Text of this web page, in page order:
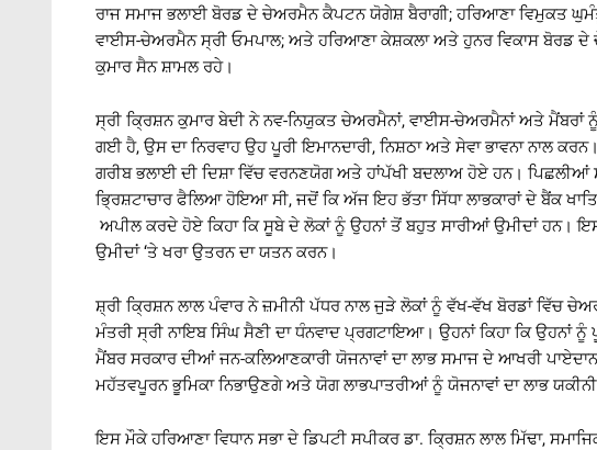
ਰਾਜ ਸਮਾਜ ਭਲਾਈ ਬੋਰਡ ਦੇ ਚੇਅਰਮੈਨ ਕੈਪਟਨ ਯੋਗੇਸ਼ ਬੈਰਾਗੀ; ਹਰਿਆਣਾ ਵਿਮੁਕਤ
ਵਾਈਸ-ਚੇਅਰਮੈਨ ਸ੍ਰੀ ਓਮਪਾਲ; ਅਤੇ ਹਰਿਆਣਾ ਕੇਸ਼ਕਲਾ ਅਤੇ ਹੁਨਰ ਵਿਕਾਸ ਬੋਰਡ
ਕੁਮਾਰ ਸੈਨ ਸ਼ਾਮਲ ਰਹੇ।
ਸ੍ਰੀ ਕ੍ਰਿਸ਼ਨ ਕੁਮਾਰ ਬੇਦੀ ਨੇ ਨਵ-ਨਿਯੁਕਤ ਚੇਅਰਮੈਨਾਂ, ਵਾਈਸ-ਚੇਅਰਮੈਨਾਂ ਅਤੇ ਮੈਂਬਰਾਂ
ਗਈ ਹੈ, ਉਸ ਦਾ ਨਿਰਵਾਹ ਉਹ ਪੂਰੀ ਇਮਾਨਦਾਰੀ, ਨਿਸ਼ਠਾ ਅਤੇ ਸੇਵਾ ਭਾਵਨਾ ਨਾਲ
ਗਰੀਬ ਭਲਾਈ ਦੀ ਦਿਸ਼ਾ ਵਿੱਚ ਵਰਨਣਯੋਗ ਅਤੇ ਹਾਂਪੱਖੀ ਬਦਲਾਅ ਹੋਏ ਹਨ। ਪਿਛਲੀਆਂ
ਭ੍ਰਿਸ਼ਟਾਚਾਰ ਫੈਲਿਆ ਹੋਇਆ ਸੀ, ਜਦੋਂ ਕਿ ਅੱਜ ਇਹ ਭੱਤਾ ਸਿੱਧਾ ਲਾਭਕਾਰਾਂ ਦੇ ਬੈਂਕ
ਅਪੀਲ ਕਰਦੇ ਹੋਏ ਕਿਹਾ ਕਿ ਸੂਬੇ ਦੇ ਲੋਕਾਂ ਨੂੰ ਉਹਨਾਂ ਤੋਂ ਬਹੁਤ ਸਾਰੀਆਂ ਉਮੀਦਾਂ
ਉਮੀਦਾਂ ‘ਤੇ ਖਰਾ ਉਤਰਨ ਦਾ ਯਤਨ ਕਰਨ।
ਸ਼੍ਰੀ ਕ੍ਰਿਸ਼ਨ ਲਾਲ ਪੰਵਾਰ ਨੇ ਜ਼ਮੀਨੀ ਪੱਧਰ ਨਾਲ ਜੁੜੇ ਲੋਕਾਂ ਨੂੰ ਵੱਖ-ਵੱਖ ਬੋਰਡਾਂ
ਮੰਤਰੀ ਸ੍ਰੀ ਨਾਇਬ ਸਿੰਘ ਸੈਣੀ ਦਾ ਧੰਨਵਾਦ ਪ੍ਰਗਟਾਇਆ। ਉਹਨਾਂ ਕਿਹਾ ਕਿ
ਮੈਂਬਰ ਸਰਕਾਰ ਦੀਆਂ ਜਨ-ਕਲਿਆਣਕਾਰੀ ਯੋਜਨਾਵਾਂ ਦਾ ਲਾਭ ਸਮਾਜ ਦੇ ਆਖਰੀ
ਮਹੱਤਵਪੂਰਨ ਭੂਮਿਕਾ ਨਿਭਾਉਣਗੇ ਅਤੇ ਯੋਗ ਲਾਭਪਾਤਰੀਆਂ ਨੂੰ ਯੋਜਨਾਵਾਂ ਦਾ ਲਾਭ
ਇਸ ਮੌਕੇ ਹਰਿਆਣਾ ਵਿਧਾਨ ਸਭਾ ਦੇ ਡਿਪਟੀ ਸਪੀਕਰ ਡਾ. ਕ੍ਰਿਸ਼ਨ ਲਾਲ ਮਿੱਢਾ,